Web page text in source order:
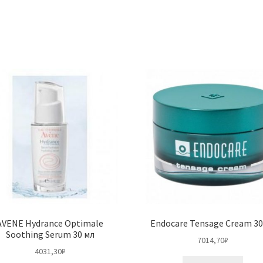
Hydrance Optimale
Soothing Serum 30 мл
4031,30₽
Endocare Tensage Cream
7014,70₽